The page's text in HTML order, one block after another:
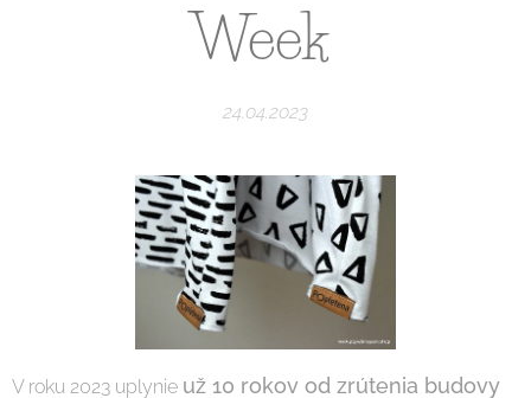
Week
24.04.2023
V roku 2023 uplynie už 10 rokov od zrútenia budovy